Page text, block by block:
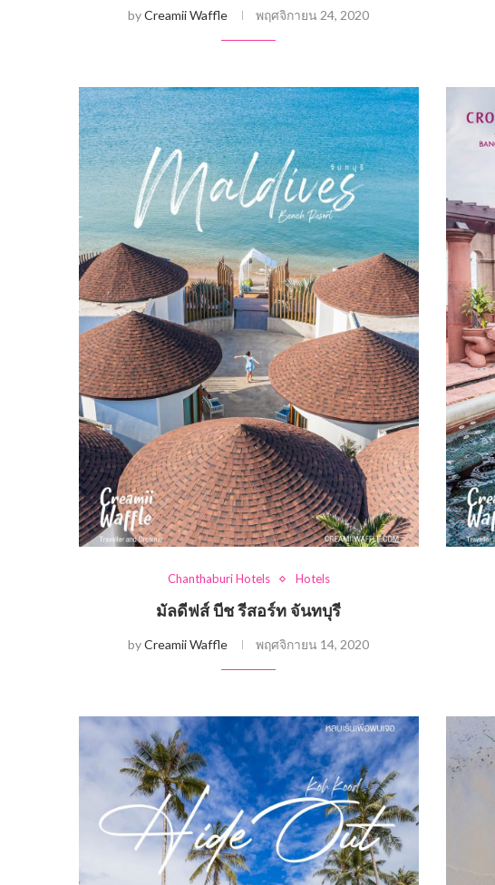
byCreamii Waffle พฤศจิกายน 24, 2020
Chanthaburi Hotels Hotels
มัลดีฟส์ บีช รีสอร์ท จันทบุรี
byCreamii Waffle พฤศจิกายน 14, 2020